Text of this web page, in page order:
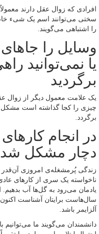
افرادی که زوال عقل دارند
سختی می‌توانند اسم یک شیء خاصی
را اشتباهی می‌گویند.
وسایل را
یا نمی‌توانید
برگردید
یک علامت معمول دیگر از زوال
چیزی را کجا گذاشته است مشکل
برگردد.
در انجام
دچار مشکل
زندگی پُرمشغله‌ی امروزی
ناخواسته یک سری از کارهای
یادمان می‌رود به گل‌ها آب بدهیم.
سال‌هاست برایتان آشناست
آلزایمر باشد.
دانشمندان می‌گویند ما